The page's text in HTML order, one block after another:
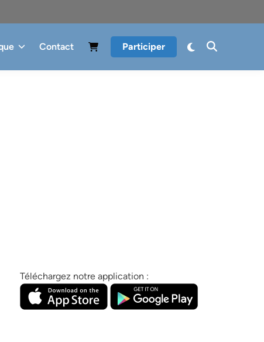
Contact Participer
Téléchargez notre application :